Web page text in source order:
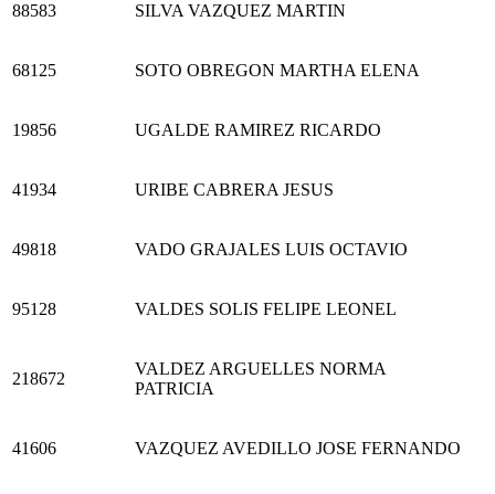
88583 SILVA VAZQUEZ MARTIN
68125 SOTO OBREGON MARTHA ELENA
19856 UGALDE RAMIREZ RICARDO
41934 URIBE CABRERA JESUS
49818 VADO GRAJALES LUIS OCTAVIO
95128 VALDES SOLIS FELIPE LEONEL
218672
VALDEZ ARGUELLES NORMA
PATRICIA
41606 VAZQUEZ AVEDILLO JOSE FERNANDO